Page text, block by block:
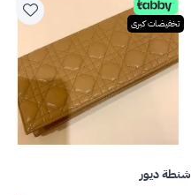
تخفيضات كبرى
شنطة ديور